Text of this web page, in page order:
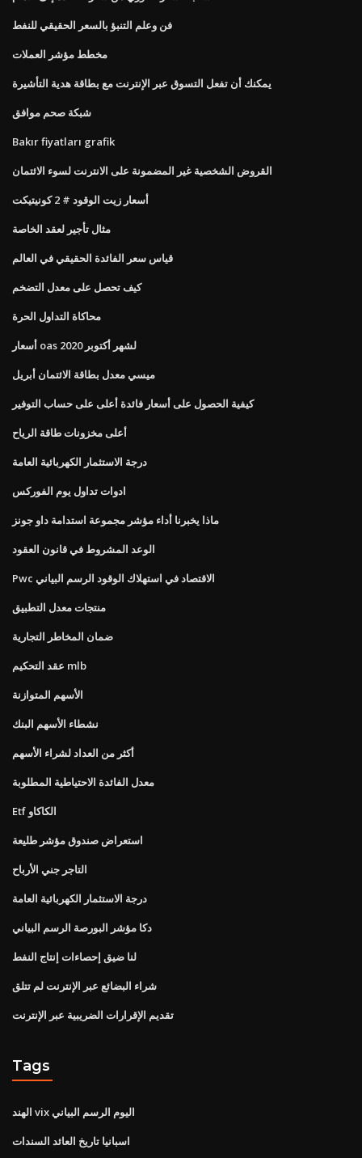
فن وعلم التنبؤ بالسعر الحقيقي للنفط
مخطط مؤشر العملات
يمكنك أن تفعل التسوق عبر الإنترنت مع بطاقة هدية التأشيرة
شبكة صحم موافق
Bakır fiyatları grafik
القروض الشخصية غير المضمونة على الانترنت لسوء الائتمان
أسعار زيت الوقود # 2 كونيتيكت
مثال تأجير لعقد الخاصة
قياس سعر الفائدة الحقيقي في العالم
كيف تحصل على معدل التضخم
محاكاة التداول الحرة
أسعار oas لشهر أكتوبر 2020
ميسي معدل بطاقة الائتمان أبريل
كيفية الحصول على أسعار فائدة أعلى على حساب التوفير
أعلى مخزونات طاقة الرياح
درجة الاستثمار الكهربائية العامة
ادوات تداول يوم الفوركس
ماذا يخبرنا أداء مؤشر مجموعة استدامة داو جونز
الوعد المشروط في قانون العقود
Pwc الاقتصاد في استهلاك الوقود الرسم البياني
منتجات معدل التطبيق
ضمان المخاطر التجارية
عقد التحكيم mlb
الأسهم المتوازنة
نشطاء الأسهم البنك
أكثر من العداد لشراء الأسهم
معدل الفائدة الاحتياطية المطلوبة
Etf الكاكاو
استعراض صندوق مؤشر طليعة
التاجر جني الأرباح
درجة الاستثمار الكهربائية العامة
دكا مؤشر البورصة الرسم البياني
لنا ضيق إحصاءات إنتاج النفط
شراء البضائع عبر الإنترنت لم تتلق
تقديم الإقرارات الضريبية عبر الإنترنت
Tags
الهند vix اليوم الرسم البياني
اسبانيا تاريخ العائد السندات